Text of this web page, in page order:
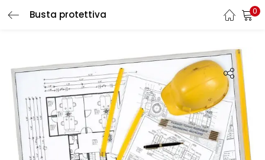
Busta protettiva 0
LOGIN
Enter your username and password to login.
Remember me